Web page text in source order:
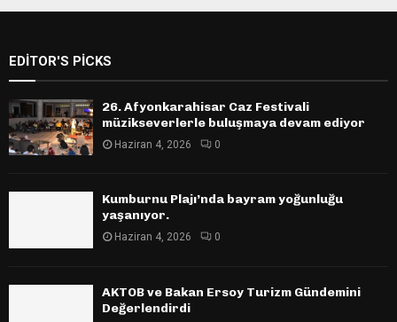
EDITOR'S PICKS
26. Afyonkarahisar Caz Festivali
müzikseverlerle buluşmaya devam ediyor
Haziran 4, 2026 0
Kumburnu Plajı’nda bayram yoğunluğu
yaşanıyor.
Haziran 4, 2026 0
AKTOB ve Bakan Ersoy Turizm Gündemini
Değerlendirdi